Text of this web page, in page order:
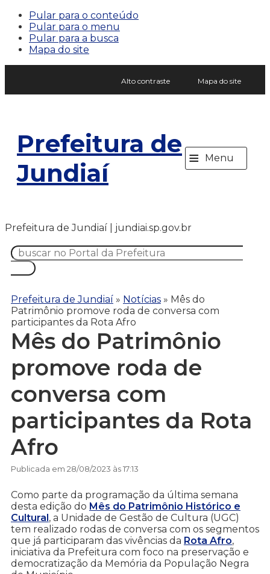
Pular para o conteúdo
Pular para o menu
Pular para a busca
Mapa do site
Alto contraste Mapa do site
Prefeitura de
Jundiaí
≡ Menu
Prefeitura de Jundiaí | jundiai.sp.gov.br
Prefeitura de Jundiaí » Notícias » Mês do
Patrimônio promove roda de conversa com
participantes da Rota Afro
Mês do Patrimônio
promove roda de
conversa com
participantes da Rota
Afro
Publicada em 28/08/2023 às 17:13
Como parte da programação da última semana
desta edição do Mês do Patrimônio Histórico e
Cultural, a Unidade de Gestão de Cultura (UGC)
tem realizado rodas de conversa com os segmentos
que já participaram das vivências da Rota Afro,
iniciativa da Prefeitura com foco na preservação e
democratização da Memória da População Negra